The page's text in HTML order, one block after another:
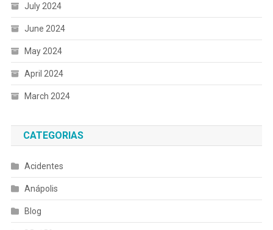
July 2024
June 2024
May 2024
April 2024
March 2024
CATEGORIAS
Acidentes
Anápolis
Blog